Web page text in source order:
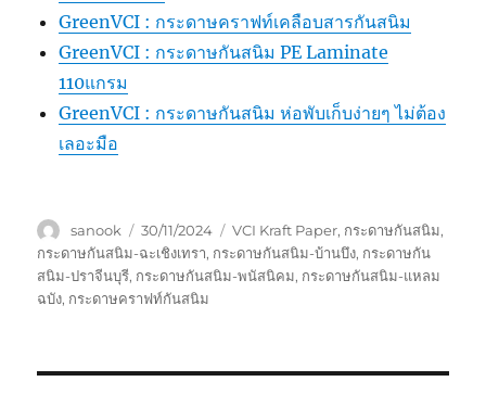
GreenVCI : กระดาษคราฟท์เคลือบสารกันสนิม
GreenVCI : กระดาษกันสนิม PE Laminate
110แกรม
GreenVCI : กระดาษกันสนิม ห่อพับเก็บง่ายๆ ไม่ต้อง
เลอะมือ
Author
sanook
Posted
on
30/11/2024 Tags
VCI Kraft Paper, กระดาษกันสนิม,
กระดาษกันสนิม-ฉะเชิงเทรา, กระดาษกันสนิม-บ้านบึง, กระดาษกัน
สนิม-ปราจีนบุรี, กระดาษกันสนิม-พนัสนิคม, กระดาษกันสนิม-แหลม
ฉบัง, กระดาษคราฟท์กันสนิม